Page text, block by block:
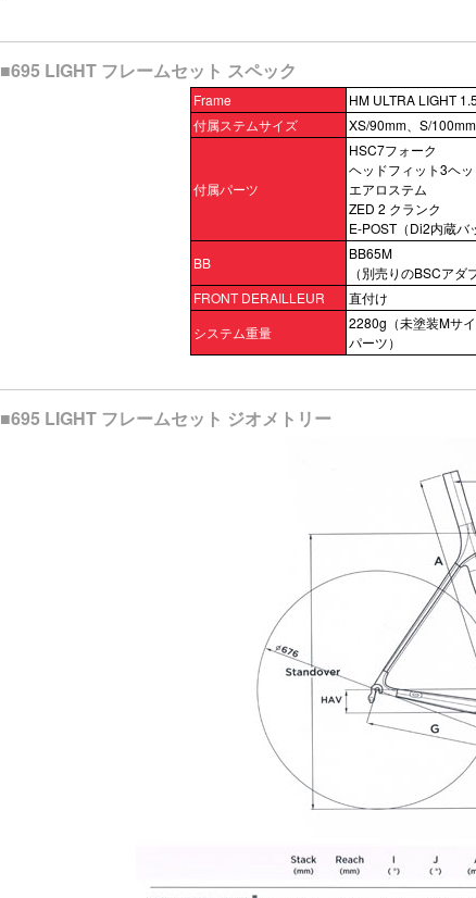
■695 LIGHT フレームセット スペック
Frame
HM ULTRA LIGHT
付属ステムサイズ
XS/90mm、S/
付属パーツ
HSC7フォーク
ヘッドフィット3ヘ
エアロステム
ZED 2 クランク
E-POST（Di2内蔵バ
BB
BB65M
（別売りのBSCアダ
FRONT DERAILLEUR
直付け
システム重量
2280g（未塗装Mサ
パーツ）
■695 LIGHT フレームセット ジオメトリー